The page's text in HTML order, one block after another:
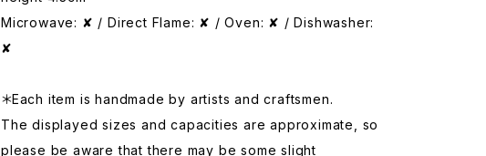
Microwave: ✘ / Direct Flame: ✘ / Oven: ✘ / Dishwasher:
✘
＊Each item is handmade by artists and craftsmen.
The displayed sizes and capacities are approximate, so
please be aware that there may be some slight